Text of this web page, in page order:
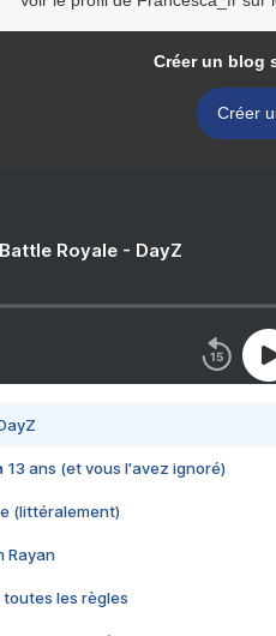
Créer un blog
Créer
Royale - DayZ
13 ans (et vous l'avez ignoré)
(littéralement)
Rayan
toutes les règles